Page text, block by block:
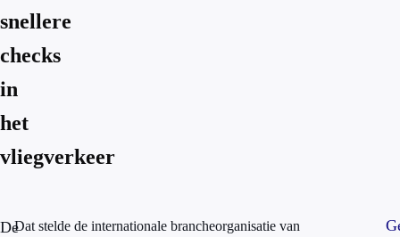
snellere
checks
in
het
vliegverkeer
DeDat stelde de internationale brancheorganisatie van